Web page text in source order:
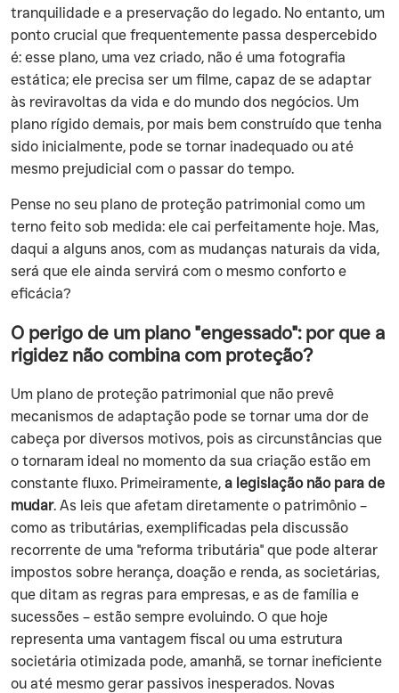
tranquilidade e a preservação do legado. No entanto, um
ponto crucial que frequentemente passa despercebido
é: esse plano, uma vez criado, não é uma fotografia
estática; ele precisa ser um filme, capaz de se adaptar
às reviravoltas da vida e do mundo dos negócios. Um
plano rígido demais, por mais bem construído que tenha
sido inicialmente, pode se tornar inadequado ou até
mesmo prejudicial com o passar do tempo.
Pense no seu plano de proteção patrimonial como um
terno feito sob medida: ele cai perfeitamente hoje. Mas,
daqui a alguns anos, com as mudanças naturais da vida,
será que ele ainda servirá com o mesmo conforto e
eficácia?
O perigo de um plano "engessado": por que a
rigidez não combina com proteção?
Um plano de proteção patrimonial que não prevê
mecanismos de adaptação pode se tornar uma dor de
cabeça por diversos motivos, pois as circunstâncias que
o tornaram ideal no momento da sua criação estão em
constante fluxo. Primeiramente, a legislação não para de
mudar. As leis que afetam diretamente o patrimônio –
como as tributárias, exemplificadas pela discussão
recorrente de uma "reforma tributária" que pode alterar
impostos sobre herança, doação e renda, as societárias,
que ditam as regras para empresas, e as de família e
sucessões – estão sempre evoluindo. O que hoje
representa uma vantagem fiscal ou uma estrutura
societária otimizada pode, amanhã, se tornar ineficiente
ou até mesmo gerar passivos inesperados. Novas